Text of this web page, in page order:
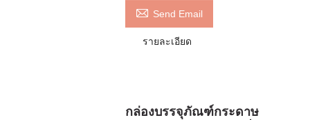
 Send Email
รายละเอียด
กล่องบรรจุภัณฑ์กระดาษ